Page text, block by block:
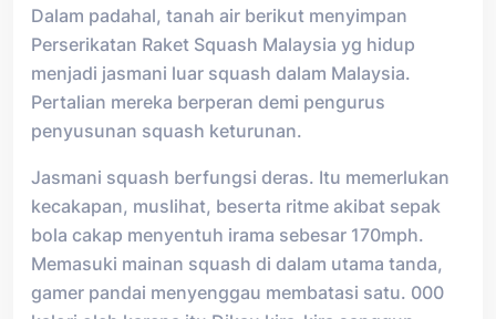
Dalam padahal, tanah air berikut menyimpan
Perserikatan Raket Squash Malaysia yg hidup
menjadi jasmani luar squash dalam Malaysia.
Pertalian mereka berperan demi pengurus
penyusunan squash keturunan.
Jasmani squash berfungsi deras. Itu memerlukan
kecakapan, muslihat, beserta ritme akibat sepak
bola cakap menyentuh irama sebesar 170mph.
Memasuki mainan squash di dalam utama tanda,
gamer pandai menyenggau membatasi satu. 000